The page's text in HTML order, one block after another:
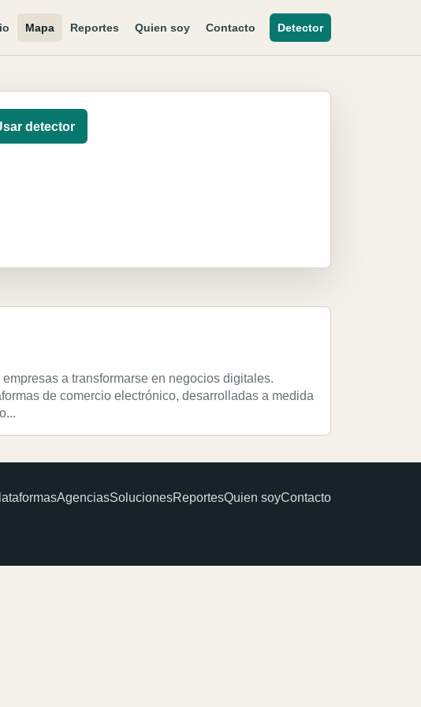
Mapa Reportes Quien soy Contacto Detector
detector
a transformarse en negocios digitales.
de comercio electrónico, desarrolladas a medida
AgenciasSolucionesReportesQuien soyContacto